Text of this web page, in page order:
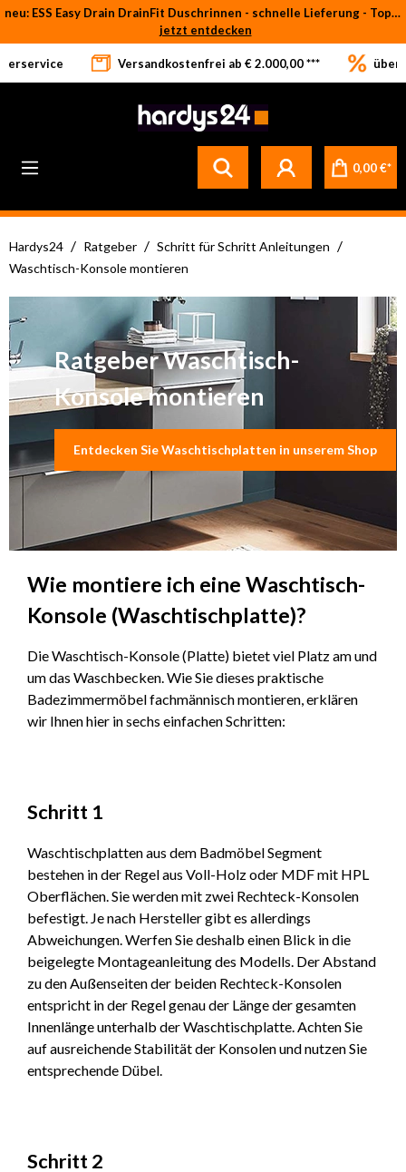
Zum Hauptinhalt springen
neu: ESS Easy Drain DrainFit Duschrinnen - schnelle Lieferung - Top-Preise
jetzt entdecken
Versandkostenfrei ab € 2.000,00 *** über
0,00 €*
Hardys24 / Ratgeber / Schritt für Schritt Anleitungen /
Waschtisch-Konsole montieren
Ratgeber Waschtisch-
Konsole montieren
Entdecken Sie Waschtischplatten in unserem Shop
Wie montiere ich eine Waschtisch-
Konsole (Waschtischplatte)?
Die Waschtisch-Konsole (Platte) bietet viel Platz am und
um das Waschbecken. Wie Sie dieses praktische
Badezimmermöbel fachmännisch montieren, erklären
wir Ihnen hier in sechs einfachen Schritten:
Schritt 1
Waschtischplatten aus dem Badmöbel Segment
bestehen in der Regel aus Voll-Holz oder MDF mit HPL
Oberflächen. Sie werden mit zwei Rechteck-Konsolen
befestigt. Je nach Hersteller gibt es allerdings
Abweichungen. Werfen Sie deshalb einen Blick in die
beigelegte Montageanleitung des Modells. Der Abstand
zu den Außenseiten der beiden Rechteck-Konsolen
entspricht in der Regel genau der Länge der gesamten
Innenlänge unterhalb der Waschtischplatte. Achten Sie
auf ausreichende Stabilität der Konsolen und nutzen Sie
entsprechende Dübel.
Schritt 2